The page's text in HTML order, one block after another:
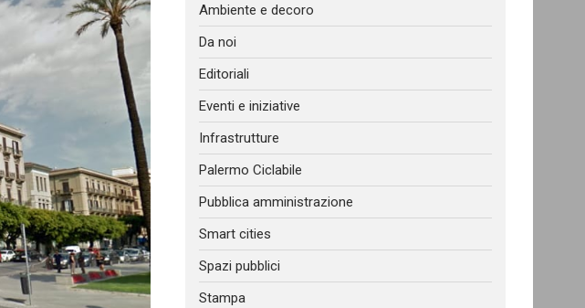
Ambiente e decoro
Da noi
Editoriali
Eventi e iniziative
Infrastrutture
Palermo Ciclabile
Pubblica amministrazione
Smart cities
Spazi pubblici
Stampa